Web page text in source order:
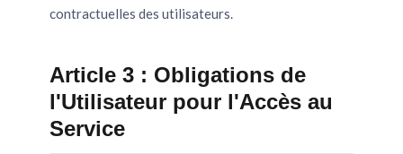
contractuelles des utilisateurs.
Article 3 : Obligations de
l'Utilisateur pour l'Accès au
Service